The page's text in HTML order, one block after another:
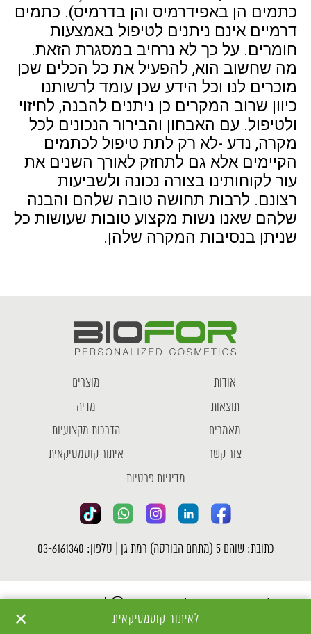
כתמים הן באפידרמיס והן בדרמיס). כתמים
דרמיים אינם ניתנים לטיפול באמצעות
חומרים. על כך לא נרחיב במסגרת הזאת.
מה שחשוב הוא, להפעיל את כל הכלים שכן
מוכרים לנו וכל הידע שכן עומד לרשותנו
כיוון שרוב המקרים כן ניתנים להבנה, לחיזוי
ולטיפול. עם האבחון והבירור הנכונים לכל
מקרה, נדע -לא רק לתת טיפול לכתמים
הקיימים אלא גם לתחזק לאורך השנים את
עור לקוחותינו בצורה נכונה ולשביעות
רצונם. לרבות תחושה טובה שלהם והבנה
שלהם שאנו נשות מקצוע טובות שעושות כל
שניתן בנסיבות המקרה שלהן.
אודות
מוצרים
תוצאות
מדיה
מאמרים
הדרכות מקצועיות
צור קשר
איתור קוסמטיקאית
מדיניות פרטיות
כתובת: שוהם 5 (מתחם הבורסה) רמת גן | טלפון: 03-6161340
✕ לאיתור קוסמטיקאית